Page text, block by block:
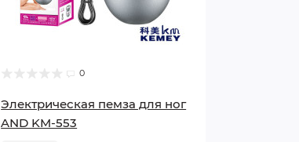
0
Электрическая пемза для ног
AND KM-553